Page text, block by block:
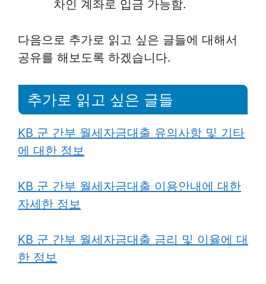
차인 계좌로 입금 가능함.
다음으로 추가로 읽고 싶은 글들에 대해서
공유를 해보도록 하겠습니다.
추가로 읽고 싶은 글들
KB 군 간부 월세자금대출 유의사항 및 기타
에 대한 정보
KB 군 간부 월세자금대출 이용안내에 대한
자세한 정보
KB 군 간부 월세자금대출 금리 및 이율에 대
한 정보